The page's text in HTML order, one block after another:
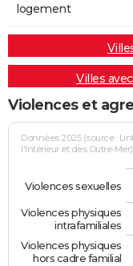
logement
Villes
Violences et
Données 2025 (source :
l'Intérieur et des Outre-Mer)
Violences sexuelles
Violences physiques
intrafamiliales
Violences physiques
hors cadre familial